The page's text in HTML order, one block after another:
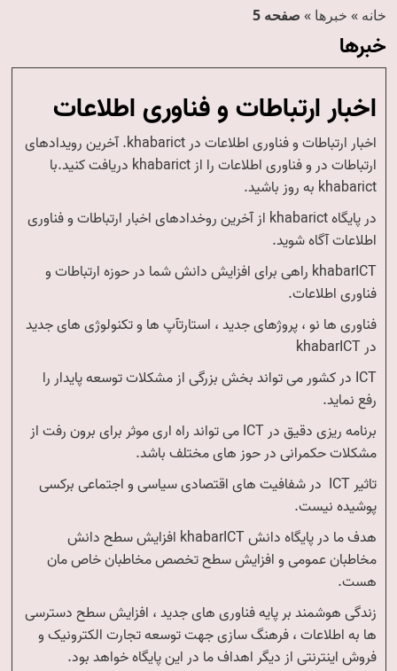
خانه » خبرها » صفحه 5
خبرها
اخبار ارتباطات و فناوری اطلاعات
اخبار ارتباطات و فناوری اطلاعات در khabarict. آخرین رویدادهای
ارتباطات در و فناوری اطلاعات را از khabarict دریافت کنید.با
khabarict به روز باشید.
در پایگاه khabarict از آخرین روخدادهای اخبار ارتباطات و فناوری
اطلاعات آگاه شوید.
khabarICT راهی برای افزایش دانش شما در حوزه ارتباطات و
فناوری اطلاعات.
فناوری ها نو ، پروژهای جدید ، استارتآپ ها و تکنولوژی های جدید
در khabarICT
ICT در کشور می تواند بخش بزرگی از مشکلات توسعه پایدار را
رفع نماید.
برنامه ریزی دقیق در ICT می تواند راه اری موثر برای برون رفت از
مشکلات حکمرانی در حوز های مختلف باشد.
تاثیر ICT در شفافیت های اقتصادی سیاسی و اجتماعی برکسی
پوشیده نیست.
هدف ما در پایگاه دانش khabarICT افزایش سطح دانش
مخاطبان عمومی و افزایش سطح تخصص مخاطبان خاص مان
هست.
زندگی هوشمند بر پایه فناوری های جدید ، افزایش سطح دسترسی
ها به اطلاعات ، فرهنگ سازی جهت توسعه تجارت الکترونیک و
فروش اینترنتی از دیگر اهداف ما در این پایگاه خواهد بود.